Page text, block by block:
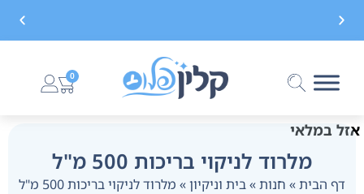
משלוח חינם בקנייה מעל 299 ₪, לא כולל בישום 0
אזל במלאי
מלרוד לניקוי בריכות 500 מ"ל
דף הבית» חנות»בית וניקיון» מלרוד לניקוי בריכות 500 מ"ל